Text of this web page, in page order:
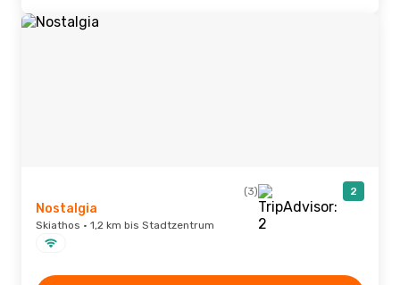
(3) 2
Nostalgia
Skiathos · 1,2 km bis Stadtzentrum